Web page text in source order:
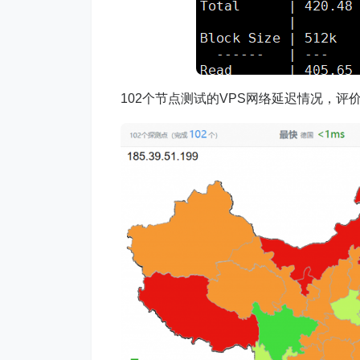
102个节点测试的VPS网络延迟情况，评